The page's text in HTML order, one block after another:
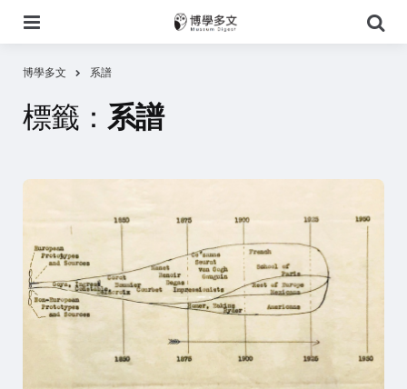
尋
博學多文 系譜
標籤： 系譜